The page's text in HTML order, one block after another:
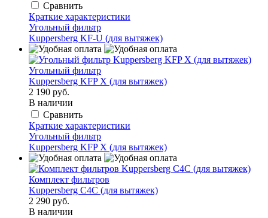
Сравнить
Краткие характеристики
Угольный фильтр
Kuppersberg KF-U (для вытяжек)
Угольный фильтр
Kuppersberg KFP X (для вытяжек)
2 190 руб.
В наличии
Сравнить
Краткие характеристики
Угольный фильтр
Kuppersberg KFP X (для вытяжек)
Комплект фильтров
Kuppersberg С4С (для вытяжек)
2 290 руб.
В наличии